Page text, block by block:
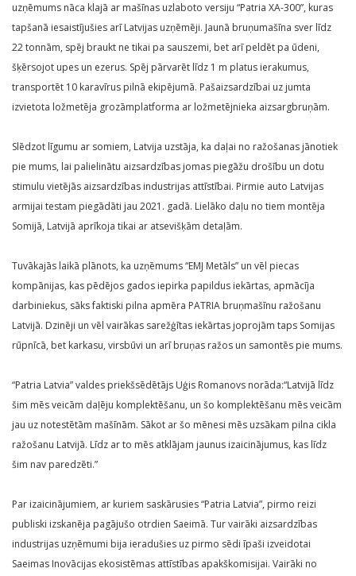
uzņēmums nāca klajā ar mašīnas uzlaboto versiju “Patria XA-300”, kuras
tapšanā iesaistījušies arī Latvijas uzņēmēji. Jaunā bruņumašīna sver līdz
22 tonnām, spēj braukt ne tikai pa sauszemi, bet arī peldēt pa ūdeni,
šķērsojot upes un ezerus. Spēj pārvarēt līdz 1 m platus ierakumus,
transportēt 10 karavīrus pilnā ekipējumā. Pašaizsardzībai uz jumta
izvietota ložmetēja grozāmplatforma ar ložmetējnieka aizsargbruņām.
Slēdzot līgumu ar somiem, Latvija uzstāja, ka daļai no ražošanas jānotiek
pie mums, lai palielinātu aizsardzības jomas piegāžu drošību un dotu
stimulu vietējās aizsardzības industrijas attīstībai. Pirmie auto Latvijas
armijai testam piegādāti jau 2021. gadā. Lielāko daļu no tiem montēja
Somijā, Latvijā aprīkoja tikai ar atsevišķām detaļām.
Tuvākajās laikā plānots, ka uzņēmums “EMJ Metāls” un vēl piecas
kompānijas, kas pēdējos gados iepirka papildus iekārtas, apmācīja
darbiniekus, sāks faktiski pilna apmēra PATRIA bruņmašīnu ražošanu
Latvijā. Dzinēji un vēl vairākas sarežģītas iekārtas joprojām taps Somijas
rūpnīcā, bet karkasu, virsbūvi un arī bruņas ražos un samontēs pie mums.
“Patria Latvia” valdes priekšsēdētājs Uģis Romanovs norāda:“Latvijā līdz
šim mēs veicām daļēju komplektēšanu, un šo komplektēšanu mēs veicām
jau uz notestētām mašīnām. Sākot ar šo mēnesi mēs uzsākam pilna cikla
ražošanu Latvijā. Līdz ar to mēs atklājam jaunus izaicinājumus, kas līdz
šim nav paredzēti.”
Par izaicinājumiem, ar kuriem saskārusies “Patria Latvia”, pirmo reizi
publiski izskanēja pagājušo otrdien Saeimā. Tur vairāki aizsardzības
industrijas uzņēmumi bija ieradušies uz pirmo sēdi īpaši izveidotai
Saeimas Inovācijas ekosistēmas attīstības apakškomisijai. Vairāki no